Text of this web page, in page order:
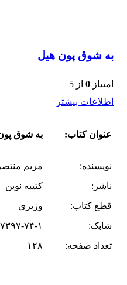
به شوق پون هیل
امتیاز 0 از 5
اطلاعات بیشتر
عنوان کتاب: به شوق
نویسنده:
مریم
ناشر:
کتیبه نوین
قطع کتاب:
وزیری
شابک:
۹۷۸-۶۲۲-
تعداد صفحه:
۱۲۸